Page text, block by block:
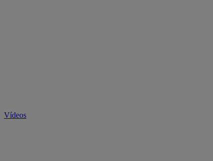
Vídeos